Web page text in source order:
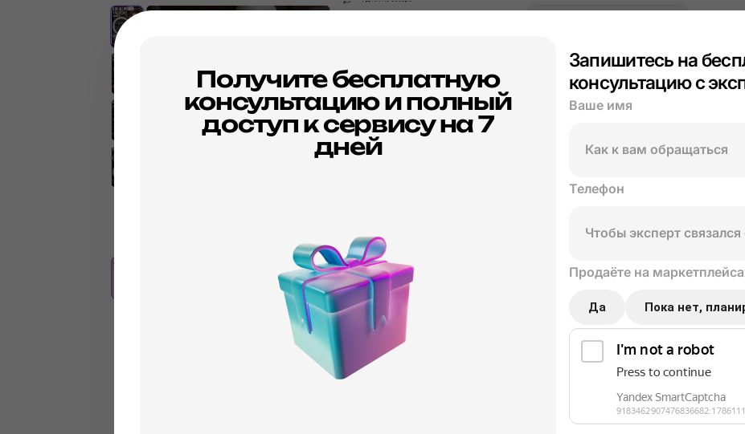
Получите бесплатную
консультацию и полный
доступ к сервису на 7
дней
Запишитесь на
консультацию с
Ваше имя
Телефон
Продаёте на
Да Пока нет,